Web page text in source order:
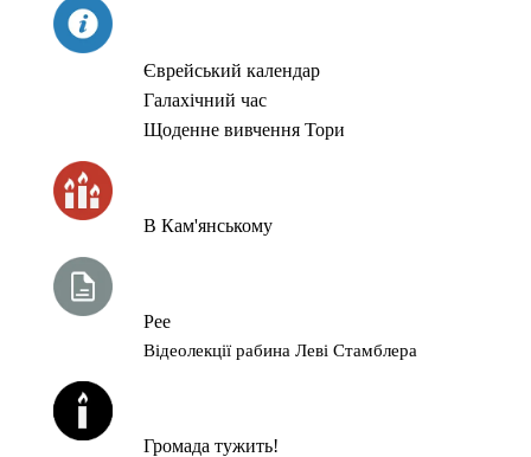
Єврейський календар
Галахічний час
Щоденне вивчення Тори
В Кам'янському
Рее
Відеолекції рабина Леві Стамблера
Громада тужить!